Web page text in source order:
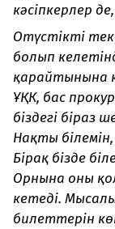
кәсіпкерлер
Оңтүстікті
болып
қарайтынына
ҰҚК, бас
біздегі біраз
Нақты
Бірақ бізде
Орнына оның
кетеді.
билеттерін